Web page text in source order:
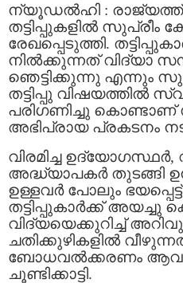
ന്യൂഡൽഹി : രാജ്യത്ത്
തട്ടിപ്പുകളിൽ സുപ്രീം
രേഖപ്പെടുത്തി.
നിൽക്കുന്നത് വിദ്യാ
ഞെട്ടിക്കുന്നു എന്നും
തട്ടിപ്പു വിഷയത്തിൽ
പരിഗണിച്ചു
അഭിപ്രായ പ്രകടനം
വിരമിച്ച
അദ്ധ്യാപകർ തുടങ്ങി
ഉള്ളവർ പോലും
തട്ടിപ്പുകാർക്ക് അയച്ചു
വിദ്യയെക്കുറിച്ച്
ചതിക്കുഴികളിൽ
ബോധവൽക്കരണം
ചൂണ്ടിക്കാട്ടി.